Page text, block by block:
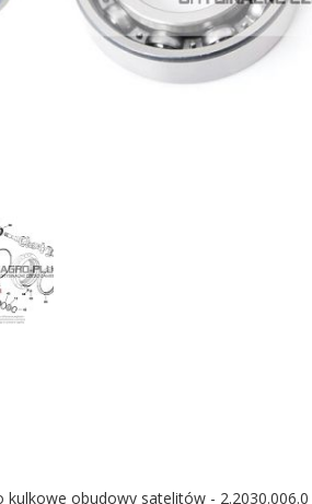
kulkowe obudowy satelitów - 2.2030.006.0